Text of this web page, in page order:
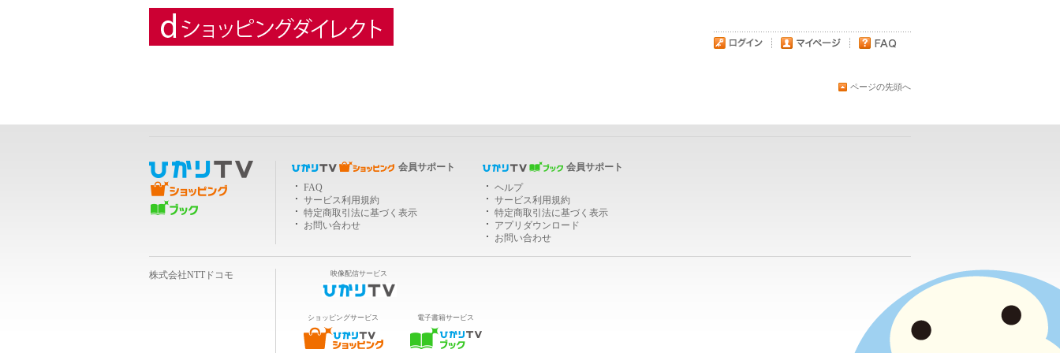
ページの先頭へ
ＴＶショッピング
会員サポート
FAQ
サービス利用規約
特定商取引法に基づく表示
お問い合わせ
会員サポート
ヘルプ
サービス利用規約
特定商取引法に基づく表示
アプリダウンロード
お問い合わせ
株式会社NTTドコモ 映像配信サービス
ショッピングサービス 電子書籍サービス